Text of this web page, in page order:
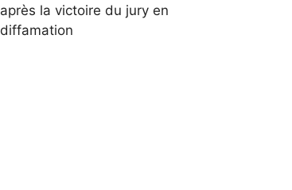
après la victoire du jury en
diffamation